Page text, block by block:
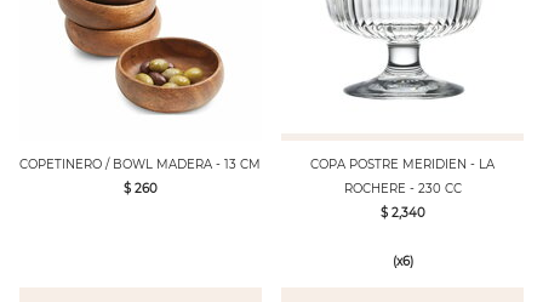
COPETINERO / BOWL MADERA - 13 CM
$ 260
COPA POSTRE MERIDIEN - LA
ROCHERE - 230 CC
$ 2,340
(x6)